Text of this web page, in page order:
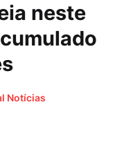
neste
Notícias